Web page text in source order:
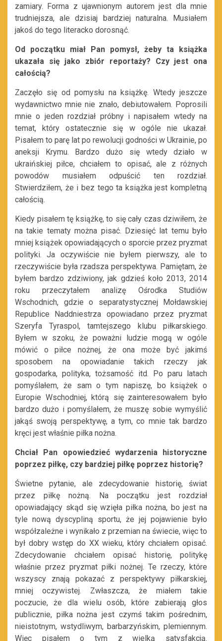
zamiary. Forma z ujawnionym autorem jest dla mnie
trudniejsza, ale dzisiaj bardziej naturalna. Musiałem
jakoś do tego literacko dorosnąć.
Od początku miał Pan pomysł, żeby ta książka
ukazała się jako zbiór reportaży? Czy jest ona
całością?
Zaczęło się od pomysłu na książkę. Wtedy jeszcze
wydawnictwo mnie nie znało, debiutowałem. Poprosili
mnie o jeden rozdział próbny i napisałem wtedy na
temat, który ostatecznie się w ogóle nie ukazał.
Pisałem to parę lat po rewolucji godności w Ukrainie, po
aneksji Krymu. Bardzo dużo się wtedy działo w
ukraińskiej piłce, chciałem to opisać, ale z różnych
powodów musiałem odpuścić ten rozdział.
Stwierdziłem, że i bez tego ta książka jest kompletną
całością.
Kiedy pisałem tę książkę, to się cały czas dziwiłem, że
na takie tematy można pisać. Dziesięć lat temu było
mniej książek opowiadających o sporcie przez pryzmat
polityki. Ja oczywiście nie byłem pierwszy, ale to
rzeczywiście była rzadsza perspektywa. Pamiętam, że
byłem bardzo zdziwiony, jak gdzieś koło 2013, 2014
roku przeczytałem analizę Ośrodka Studiów
Wschodnich, gdzie o separatystycznej Mołdawskiej
Republice Naddniestrza opowiadano przez pryzmat
Szeryfa Tyraspol, tamtejszego klubu piłkarskiego.
Byłem w szoku, że poważni ludzie mogą w ogóle
mówić o piłce nożnej, że ona może być jakimś
sposobem na opowiadanie takich rzeczy jak
gospodarka, polityka, tożsamość itd. Po paru latach
pomyślałem, że sam o tym napiszę, bo książek o
Europie Wschodniej, którą się zainteresowałem było
bardzo dużo i pomyślałem, że muszę sobie wymyślić
jakąś swoją perspektywę, a tym, co mnie tak bardzo
kręci jest właśnie piłka nożna.
Chciał Pan opowiedzieć wydarzenia historyczne
poprzez piłkę, czy bardziej piłkę poprzez historię?
Świetne pytanie, ale zdecydowanie historię, świat
przez piłkę nożną. Na początku jest rozdział
opowiadający skąd się wzięła piłka nożna, bo jest na
tyle nową dyscypliną sportu, że jej pojawienie było
współzależne i wynikało z przemian na świecie, więc to
był dobry wstęp do XX wieku, który chciałem opisać.
Zdecydowanie chciałem opisać historię, politykę
właśnie przez pryzmat piłki nożnej. Te rzeczy, które
wszyscy znają pokazać z perspektywy piłkarskiej,
mniej oczywistej. Zwłaszcza, że miałem takie
poczucie, że dla wielu osób, które zabierają głos
publicznie, piłka nożna jest czymś takim pośrednim,
nieistotnym, wstydliwym, barbarzyńskim, plemiennym.
Więc pisałem o tym z wielką satysfakcją.